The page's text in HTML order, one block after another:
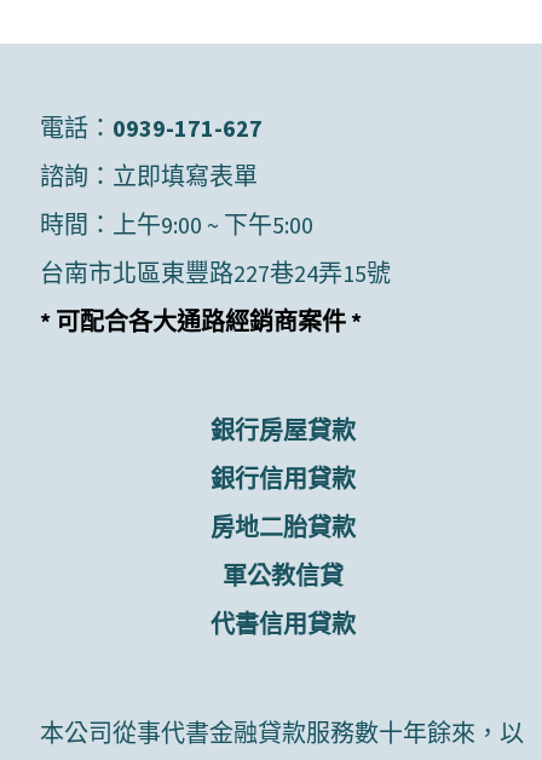
電話： 0939-171-627
諮詢： 立即填寫表單
時間：上午9:00 ~ 下午5:00
台南市北區東豐路227巷24弄15號
* 可配合各大通路經銷商案件 *
銀行房屋貸款
銀行信用貸款
房地二胎貸款
軍公教信貸
代書信用貸款
本公司從事代書金融貸款服務數十年餘來，以